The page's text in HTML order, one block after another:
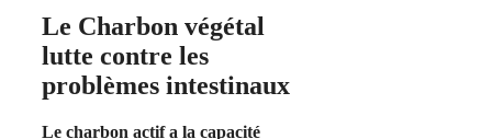
Le Charbon végétal
lutte contre les
problèmes intestinaux
Le charbon actif a la capacité